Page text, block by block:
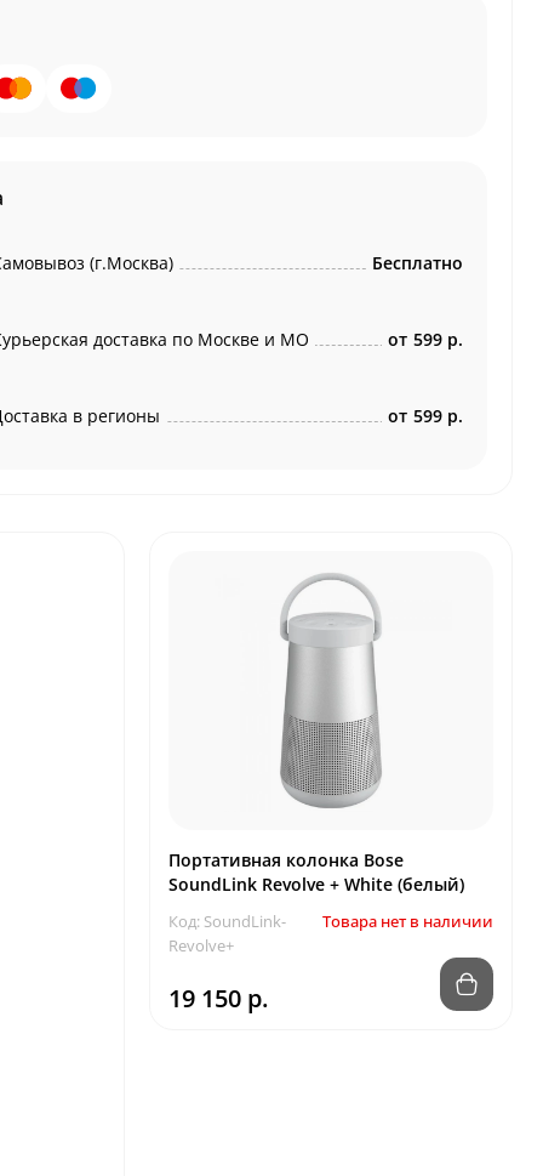
(г.Москва) Бесплатно
доставка по Москве и МО от 599 р.
в регионы от 599 р.
Портативная колонка Bose
SoundLink Revolve + White (белый)
Код: SoundLink-
Revolve+
Товара нет в наличии
19 150 р.